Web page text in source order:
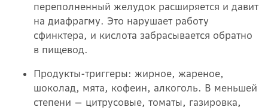
переполненный желудок расширяется и давит
на диафрагму. Это нарушает работу
сфинктера, и кислота забрасывается обратно
в пищевод.
Продукты-триггеры: жирное, жареное,
шоколад, мята, кофеин, алкоголь. В меньшей
степени — цитрусовые, томаты, газировка,